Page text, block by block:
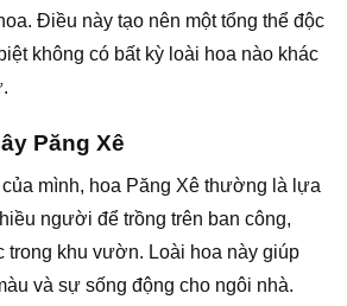
Điều này tạo nên một tổng thể độc
không có bất kỳ loài hoa nào khác
Păng Xê
mình, hoa Păng Xê thường là lựa
người để trồng trên ban công,
trong khu vườn. Loài hoa này giúp
và sự sống động cho ngôi nhà.